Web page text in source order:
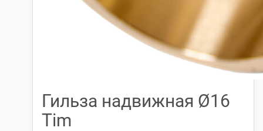
Гильза надвижная Ø16
Tim